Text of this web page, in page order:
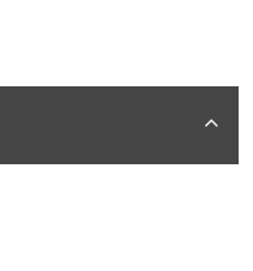
